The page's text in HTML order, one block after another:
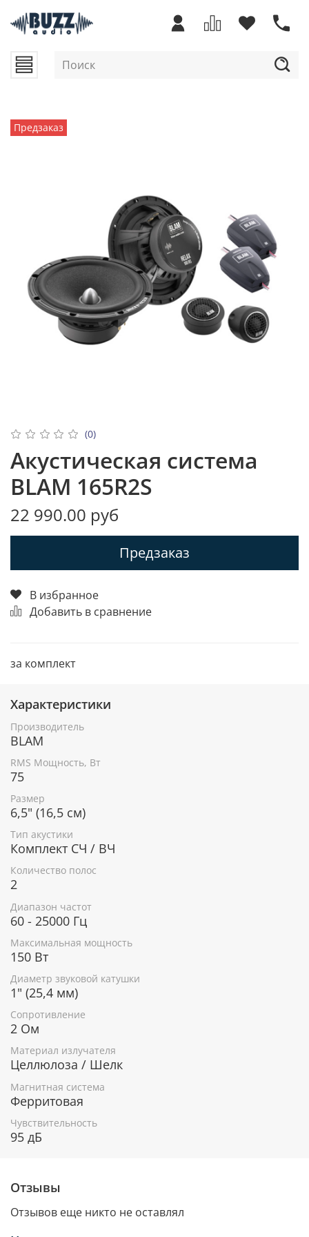
Предзаказ
(0)
Акустическая система
BLAM 165R2S
22 990.00 руб
Предзаказ
В избранное
Добавить в сравнение
за комплект
Характеристики
Производитель
BLAM
RMS Мощность, Вт
75
Размер
6,5" (16,5 см)
Тип акустики
Комплект СЧ / ВЧ
Количество полос
2
Диапазон частот
60 - 25000 Гц
Максимальная мощность
150 Вт
Диаметр звуковой катушки
1" (25,4 мм)
Сопротивление
2 Ом
Материал излучателя
Целлюлоза / Шелк
Магнитная система
Ферритовая
Чувствительность
95 дБ
Отзывы
Отзывов еще никто не оставлял